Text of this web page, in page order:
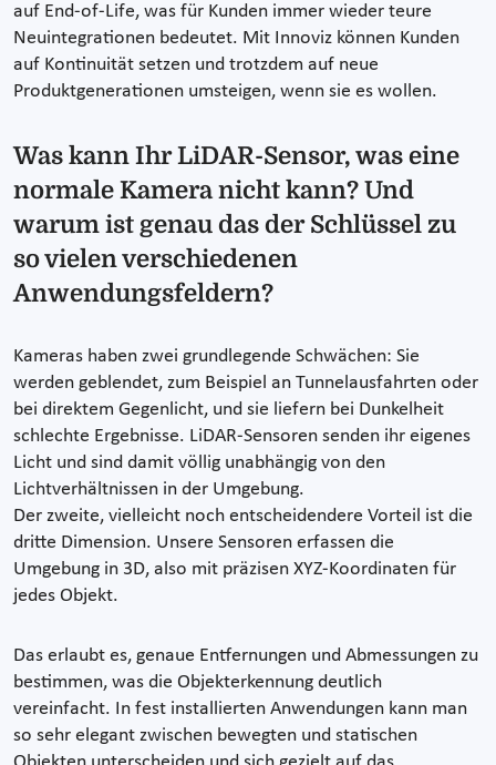
auf End-of-Life, was für Kunden immer wieder teure
Neuintegrationen bedeutet. Mit Innoviz können Kunden
auf Kontinuität setzen und trotzdem auf neue
Produktgenerationen umsteigen, wenn sie es wollen.
Was kann Ihr LiDAR-Sensor, was eine
normale Kamera nicht kann? Und
warum ist genau das der Schlüssel zu
so vielen verschiedenen
Anwendungsfeldern?
Kameras haben zwei grundlegende Schwächen: Sie
werden geblendet, zum Beispiel an Tunnelausfahrten oder
bei direktem Gegenlicht, und sie liefern bei Dunkelheit
schlechte Ergebnisse. LiDAR-Sensoren senden ihr eigenes
Licht und sind damit völlig unabhängig von den
Lichtverhältnissen in der Umgebung.
Der zweite, vielleicht noch entscheidendere Vorteil ist die
dritte Dimension. Unsere Sensoren erfassen die
Umgebung in 3D, also mit präzisen XYZ-Koordinaten für
jedes Objekt.
Das erlaubt es, genaue Entfernungen und Abmessungen zu
bestimmen, was die Objekterkennung deutlich
vereinfacht. In fest installierten Anwendungen kann man
so sehr elegant zwischen bewegten und statischen